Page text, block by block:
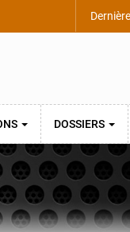
DOSSIERS